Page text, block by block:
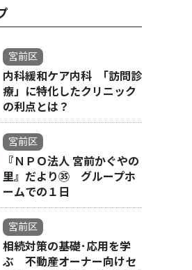
宮前区
内科緩和ケア内科 ｢訪問診
療」に特化したクリニック
の利点とは？
宮前区
『ＮＰＯ法人 宮前かぐやの
里』だより㉟ グループホ
ームでの１日
宮前区
相続対策の基礎･応用を学
ぶ 不動産オーナー向けセ